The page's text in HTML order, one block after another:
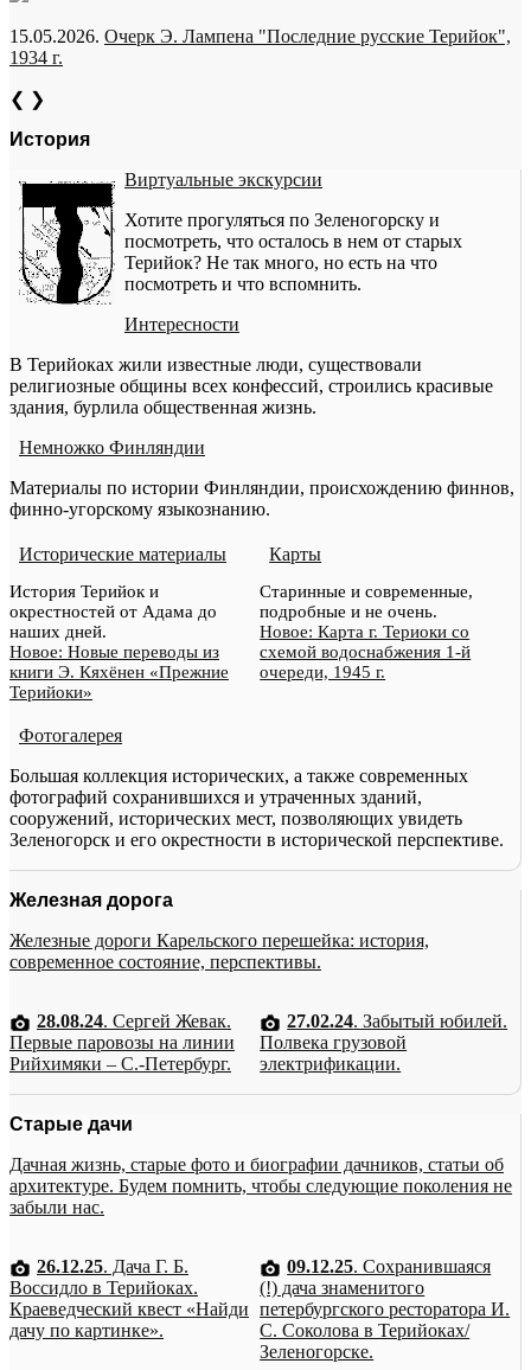
15.05.2026. Очерк Э. Лампена "Последние русские Терийок",
1934 г.
❮ ❯
История
Виртуальные экскурсии
Хотите прогуляться по Зеленогорску и
посмотреть, что осталось в нем от старых
Терийок? Не так много, но есть на что
посмотреть и что вспомнить.
Интересности
В Терийоках жили известные люди, существовали
религиозные общины всех конфессий, строились красивые
здания, бурлила общественная жизнь.
Немножко Финляндии
Материалы по истории Финляндии, происхождению финнов,
финно-угорскому языкознанию.
Исторические материалы
История Терийок и
окрестностей от Адама до
наших дней.
Новое: Новые переводы из
книги Э. Кяхёнен «Прежние
Терийоки»
Карты
Старинные и современные,
подробные и не очень.
Новое: Карта г. Териоки со
схемой водоснабжения 1-й
очереди, 1945 г.
Фотогалерея
Большая коллекция исторических, а также современных
фотографий сохранившихся и утраченных зданий,
сооружений, исторических мест, позволяющих увидеть
Зеленогорск и его окрестности в исторической перспективе.
Железная дорога
Железные дороги Карельского перешейка: история,
современное состояние, перспективы.
28.08.24. Сергей Жевак.
Первые паровозы на линии
Рийхимяки – С.-Петербург.
27.02.24. Забытый юбилей.
Полвека грузовой
электрификации.
Старые дачи
Дачная жизнь, старые фото и биографии дачников, статьи об
архитектуре. Будем помнить, чтобы следующие поколения не
забыли нас.
26.12.25. Дача Г. Б.
Воссидло в Терийоках.
Краеведческий квест «Найди
дачу по картинке».
09.12.25. Сохранившаяся
(!) дача знаменитого
петербургского ресторатора И.
С. Соколова в Терийоках/
Зеленогорске.